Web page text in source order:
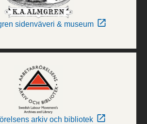
sidenväveri & museum
arkiv och bibliotek